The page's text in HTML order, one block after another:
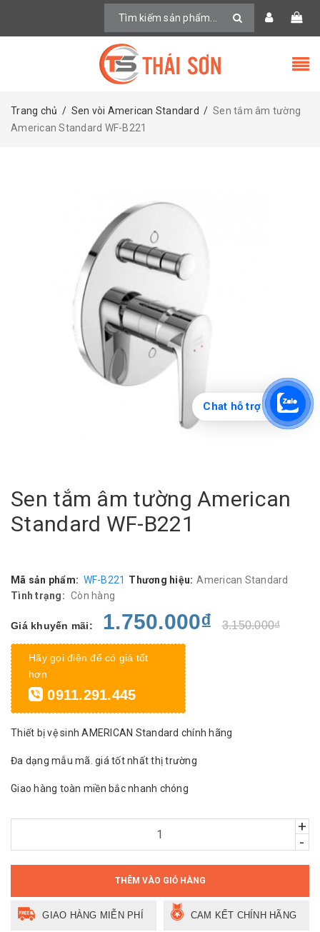
Trang chủ / Sen vòi American Standard / Sen tắm âm tường
American Standard WF-B221
Sen tắm âm tường American
Standard WF-B221
Mã sản phẩm: WF-B221 Thương hiệu: American Standard
Tình trạng: Còn hàng
Giá khuyến mãi: 1.750.000₫ 3.150.000₫
Hãy gọi điện để có giá tốt
hơn
0911.291.445
Thiết bị vệ sinh AMERICAN Standard chính hãng
Đa dạng mẫu mã. giá tốt nhất thị trường
Giao hàng toàn miền bắc nhanh chóng
+
-
THÊM VÀO GIỎ HÀNG
GIAO HÀNG MIỄN PHÍ CAM KẾT CHÍNH HÃNG
Chat hỗ trợ